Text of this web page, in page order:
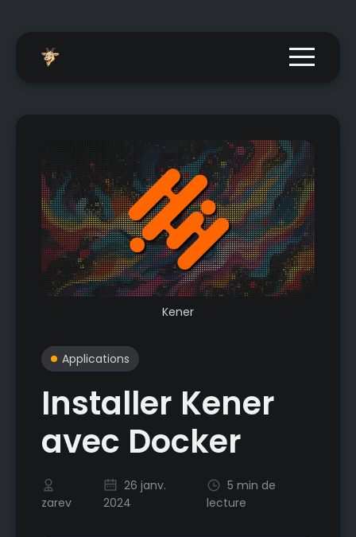
Menu
Kener
Applications
Installer Kener
avec Docker
zarev
26 janv.
2024
5 min de
lecture